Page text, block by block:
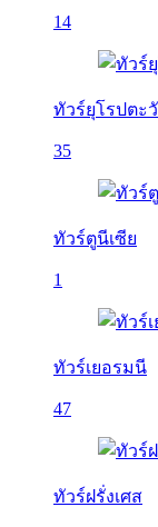
14
ทัวร์ยุโรปตะ
35
ทัวร์ตูนีเซีย
1
ทัวร์เยอรมนี
47
ทัวร์ฝรั่งเศส